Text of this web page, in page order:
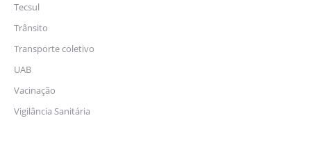
Tecsul
Trânsito
Transporte coletivo
UAB
Vacinação
Vigilância Sanitária